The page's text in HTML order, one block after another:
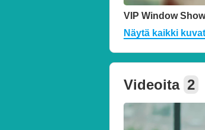
VIP Window
Näytä kaikki kuvat
Videoita 2